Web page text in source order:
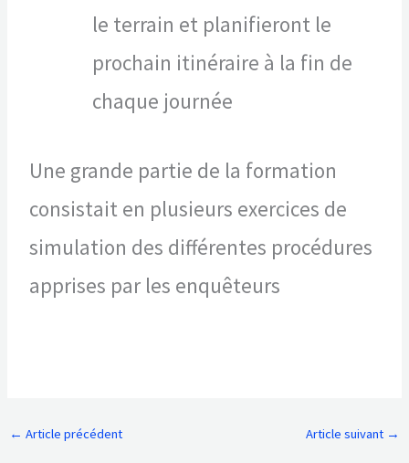
le terrain et planifieront le
prochain itinéraire à la fin de
chaque journée
Une grande partie de la formation
consistait en plusieurs exercices de
simulation des différentes procédures
apprises par les enquêteurs
← Article précédent Article suivant →